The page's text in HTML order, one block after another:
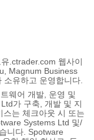
. ctrader.com 웹사이
Magnum Business
유하고 운영합니다.
웨어 개발, 운영 및
가 구축, 개발 및 지
는 체크아웃 시 또는
Systems Ltd 및/
니다. Spotware